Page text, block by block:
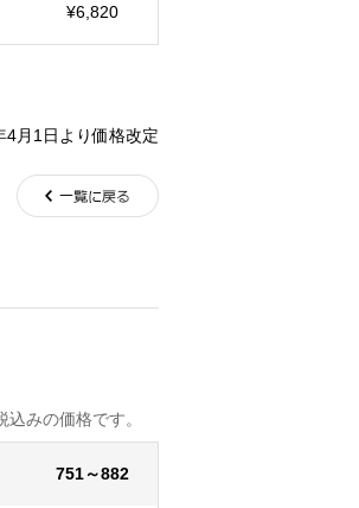
¥6,820
4月1日より価格改定
す。
751～882